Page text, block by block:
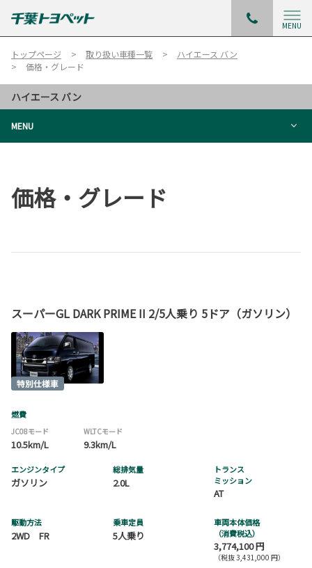
MENU
トップページ 取り扱い車種一覧
ハイエース バン
価格・グレード
ハイエース バン
MENU
価格・グレード
スーパーGL DARK PRIME II 2/5人乗り 5ドア（ガソリン）
燃費
JC08モード
10.5km/L
WLTCモード
9.3km/L
エンジンタイプ
ガソリン
総排気量
2.0L
トランス
ミッション
AT
駆動方法
2WD FR
乗車定員
5人乗り
車両本体価格
（消費税込）
3,774,100 円
（税抜 3,431,000 円）